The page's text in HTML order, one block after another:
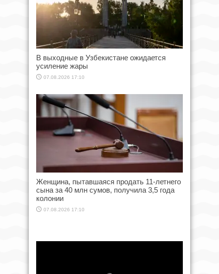
В выходные в Узбекистане ожидается
усиление жары
07.08.2026 17:10
Женщина, пытавшаяся продать 11-летнего
сына за 40 млн сумов, получила 3,5 года
колонии
07.08.2026 17:10